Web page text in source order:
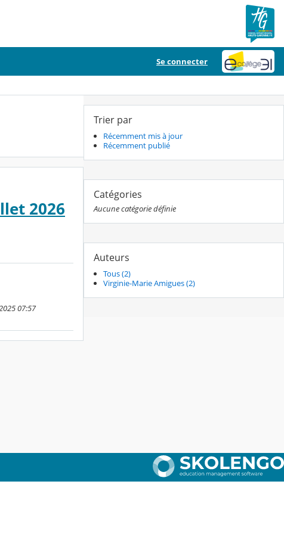
Se connecter
2026
07:57
Trier par
Récemment mis à jour
Récemment publié
Catégories
Aucune catégorie définie
Auteurs
Tous (2)
Virginie-Marie Amigues (2)